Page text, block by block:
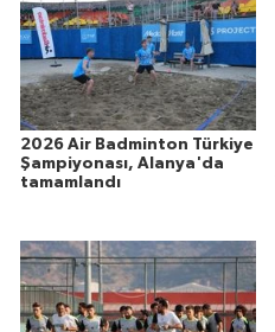
2026 Air Badminton Türkiye
Şampiyonası, Alanya'da
tamamlandı